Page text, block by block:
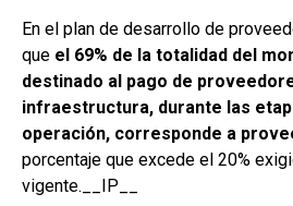
En el plan de desarrollo de
que el 69% de la totalidad del
destinado al pago de
infraestructura, durante las
operación, corresponde a
porcentaje que excede el 20%
vigente.__IP__